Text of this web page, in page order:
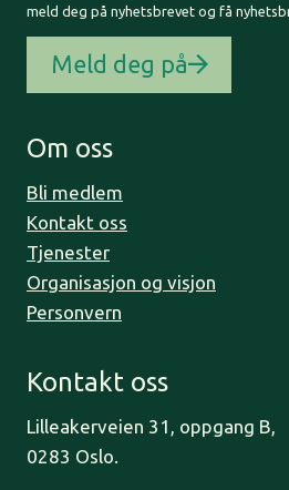
meld deg på nyhetsbrevet og få
Meld deg på
Om oss
Bli medlem
Kontakt oss
Tjenester
Organisasjon og visjon
Personvern
Kontakt oss
Lilleakerveien 31, oppgang B,
0283 Oslo.